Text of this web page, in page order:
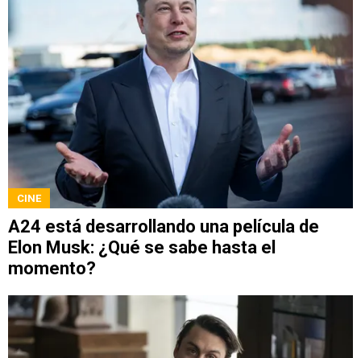
CINE
A24 está desarrollando una película de
Elon Musk: ¿Qué se sabe hasta el
momento?